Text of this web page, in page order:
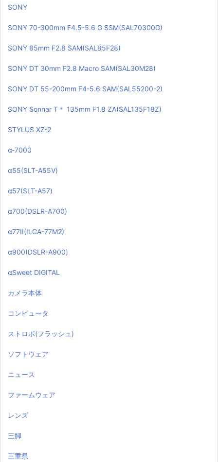
SONY
SONY 70-300mm F4.5-5.6 G SSM(SAL70300G)
SONY 85mm F2.8 SAM(SAL85F28)
SONY DT 30mm F2.8 Macro SAM(SAL30M28)
SONY DT 55-200mm F4-5.6 SAM(SAL55200-2)
SONY Sonnar T＊ 135mm F1.8 ZA(SAL135F18Z)
STYLUS XZ-2
α-7000
α55(SLT-A55V)
α57(SLT-A57)
α700(DSLR-A700)
α77II(ILCA-77M2)
α900(DSLR-A900)
αSweet DIGITAL
カメラ本体
コンピュータ
ストロボ(フラッシュ)
ソフトウェア
ニュース
ファームウェア
レンズ
三脚
三重県